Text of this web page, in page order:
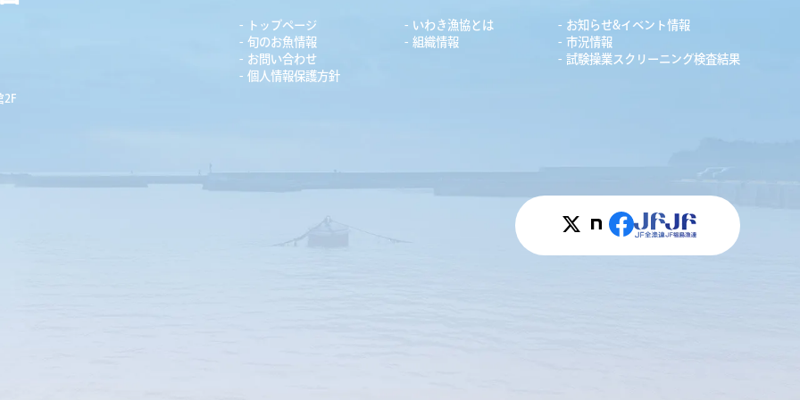
2F
トップページ
旬のお魚情報
お問い合わせ
個人情報保護方針
いわき漁協とは
組織情報
お知らせ&イベント情報
市況情報
試験操業スクリーニング検査結果